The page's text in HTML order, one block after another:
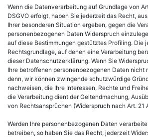
Wenn die Datenverarbeitung auf Grundlage von
DSGVO erfolgt, haben Sie jederzeit das Recht,
Ihrer besonderen Situation ergeben, gegen die
personenbezogenen Daten Widerspruch
auf diese Bestimmungen gestütztes Profiling. Die
Rechtsgrundlage, auf denen eine Verarbeitung
dieser Datenschutzerklärung. Wenn Sie
Ihre betroffenen personenbezogenen Daten nicht
denn, wir können zwingende schutzwürdige
nachweisen, die Ihre Interessen, Rechte und
die Verarbeitung dient der Geltendmachung,
von Rechtsansprüchen (Widerspruch nach Art. 21
Werden Ihre personenbezogenen Daten
betreiben, so haben Sie das Recht, jederzeit